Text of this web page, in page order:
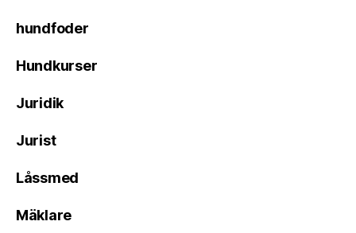
hundfoder
Hundkurser
Juridik
Jurist
Låssmed
Mäklare